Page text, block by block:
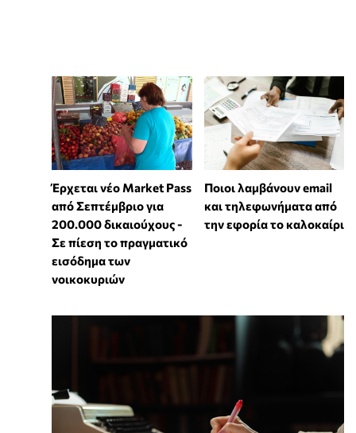
Έρχεται νέο Market Pass
από Σεπτέμβριο για
200.000 δικαιούχους -
Σε πίεση το πραγματικό
εισόδημα των
νοικοκυριών
Ποιοι λαμβάνουν email
και τηλεφωνήματα από
την εφορία το καλοκαίρι